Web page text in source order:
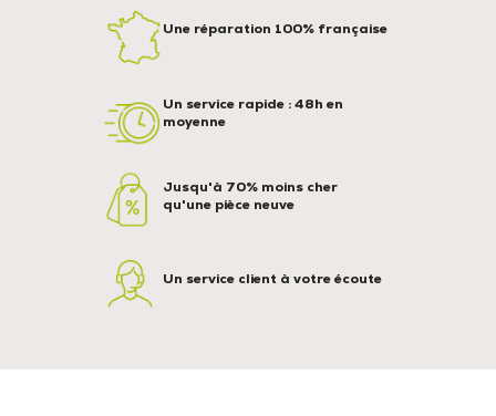
Une réparation 100% française
Un service rapide : 48h en
moyenne
Jusqu'à 70% moins cher
qu'une pièce neuve
Un service client à votre écoute